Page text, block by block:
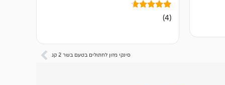
מדורגים
4.50
4
דירוגים של
(4)
סינקי מזון לחתולים בטעם בשר 2 קג